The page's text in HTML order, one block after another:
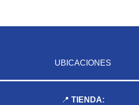
UBICACIONES
📍TIENDA: